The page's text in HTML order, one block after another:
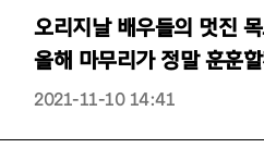
오리지날 배우들의 멋진
올해 마무리가 정말 훈훈
2021-11-10 14:41